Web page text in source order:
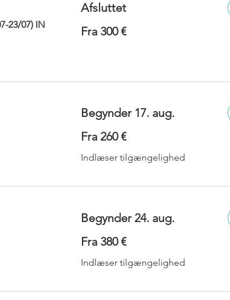
23/07) IN
Afsluttet
300
euro
Fra 300 €
Begynder 17. aug.
260
euro
Fra 260 €
Indlæser tilgængelighed
Begynder 24. aug.
380
euro
Fra 380 €
Indlæser tilgængelighed